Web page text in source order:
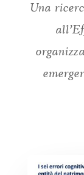
Una